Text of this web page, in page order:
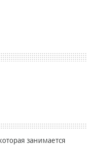
занимается